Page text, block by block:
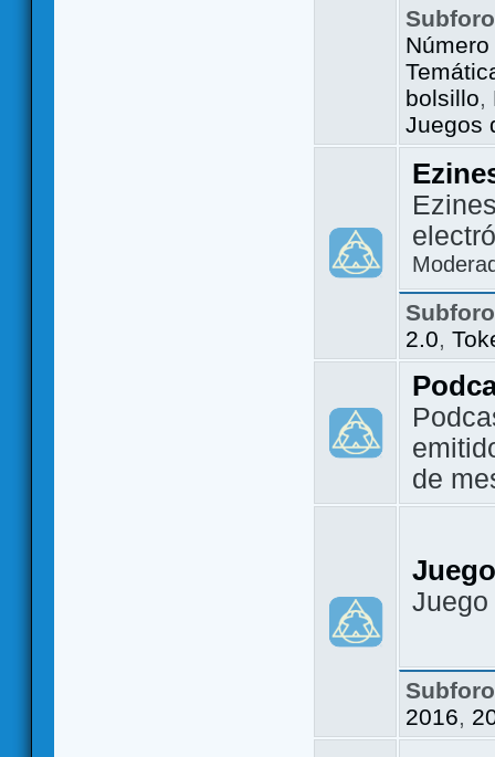
bolsillo,
Juegos
2.0,
de
2016,